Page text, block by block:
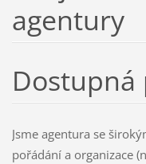
agentury
Dostupná
Jsme agentura se
pořádání a organizace